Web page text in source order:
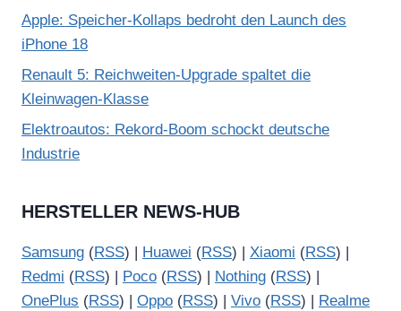
Apple: Speicher-Kollaps bedroht den Launch des
iPhone 18
Renault 5: Reichweiten-Upgrade spaltet die
Kleinwagen-Klasse
Elektroautos: Rekord-Boom schockt deutsche
Industrie
HERSTELLER NEWS-HUB
Samsung (RSS) | Huawei (RSS) | Xiaomi (RSS) |
Redmi (RSS) | Poco (RSS) | Nothing (RSS) |
OnePlus (RSS) | Oppo (RSS) | Vivo (RSS) |
Realme